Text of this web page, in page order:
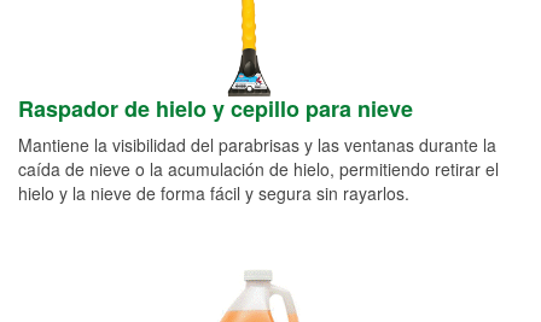
Raspador de hielo y cepillo para nieve
Mantiene la visibilidad del parabrisas y las ventanas durante la
caída de nieve o la acumulación de hielo, permitiendo retirar el
hielo y la nieve de forma fácil y segura sin rayarlos.